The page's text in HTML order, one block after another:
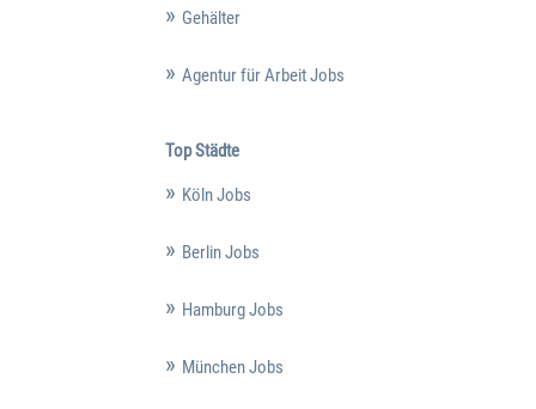
Gehälter
Agentur für Arbeit Jobs
Top Städte
Köln Jobs
Berlin Jobs
Hamburg Jobs
München Jobs